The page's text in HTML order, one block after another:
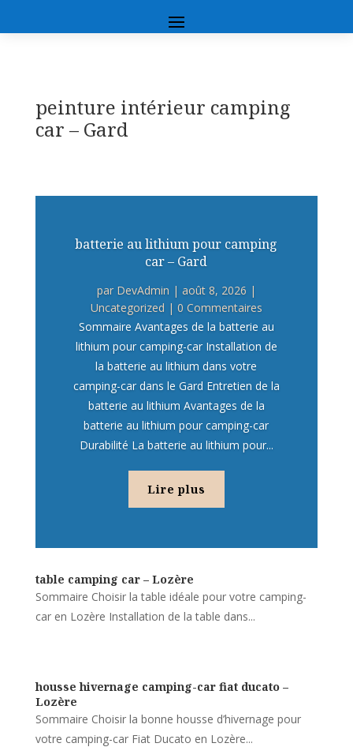
peinture intérieur camping
car – Gard
batterie au lithium pour camping
car – Gard
par DevAdmin | août 8, 2026 |
Uncategorized | 0 Commentaires
Sommaire Avantages de la batterie au
lithium pour camping-car Installation de
la batterie au lithium dans votre
camping-car dans le Gard Entretien de la
batterie au lithium Avantages de la
batterie au lithium pour camping-car
Durabilité La batterie au lithium pour...
Lire plus
table camping car – Lozère
Sommaire Choisir la table idéale pour votre camping-
car en Lozère Installation de la table dans...
housse hivernage camping-car fiat ducato –
Lozère
Sommaire Choisir la bonne housse d’hivernage pour
votre camping-car Fiat Ducato en Lozère...